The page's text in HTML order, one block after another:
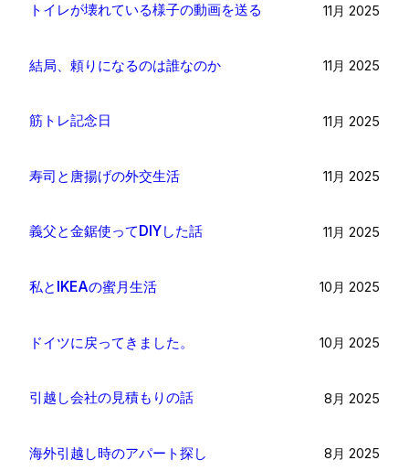
トイレが壊れている様子の動画を送る 11月 2025
結局、頼りになるのは誰なのか 11月 2025
筋トレ記念日 11月 2025
寿司と唐揚げの外交生活 11月 2025
義父と金鋸使ってDIYした話 11月 2025
私とIKEAの蜜月生活 10月 2025
ドイツに戻ってきました。 10月 2025
引越し会社の見積もりの話 8月 2025
海外引越し時のアパート探し 8月 2025